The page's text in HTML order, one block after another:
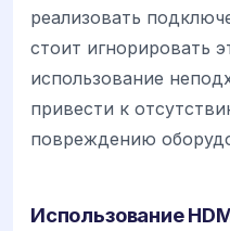
реализовать
стоит игнорировать
использование
привести к
повреждению
Использование